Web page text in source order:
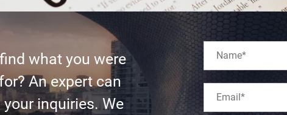
what you were
An expert can
inquiries. We